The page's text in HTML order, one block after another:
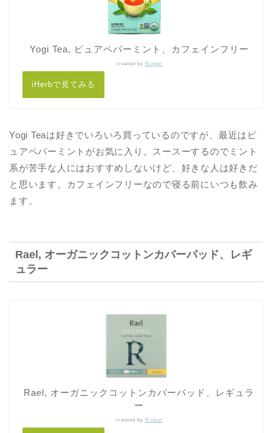
Yogi Tea, ピュアペパーミント、カフェインフリー
created by Rinker
iHerbで見てみる
Yogi Teaは好きでいろいろ買っているのですが、最近はピ
ュアペパーミントがお気に入り。スースーするのでミント
系が苦手な人にはおすすめしないけど、好きな人は好きだ
と思います。カフェインフリーなので寝る前にいつも飲み
ます。
Rael, オーガニックコットンカバーパッド、レギ
ュラー
Rael, オーガニックコットンカバーパッド、レギュラ
ー
created by Rinker